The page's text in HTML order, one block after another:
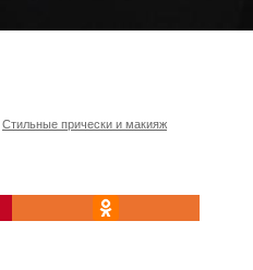
Стильные прически и макияж